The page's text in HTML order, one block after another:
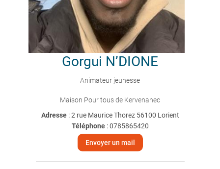
Gorgui N’DIONE
Animateur jeunesse
Maison Pour tous de Kervenanec
Adresse : 2 rue Maurice Thorez 56100 Lorient
Téléphone:0785865420
Envoyer un mail